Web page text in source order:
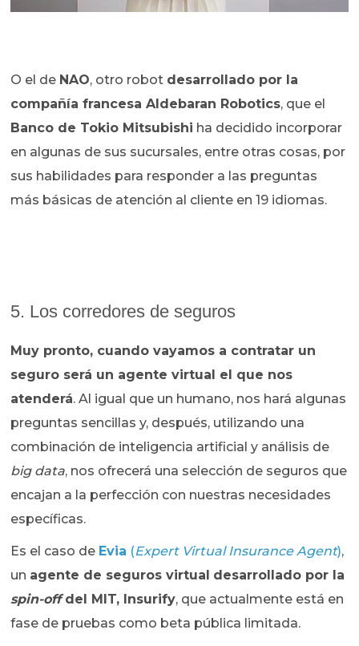
O el de NAO, otro robot desarrollado por la
compañía francesa Aldebaran Robotics, que el
Banco de Tokio Mitsubishi ha decidido incorporar
en algunas de sus sucursales, entre otras cosas, por
sus habilidades para responder a las preguntas
más básicas de atención al cliente en 19 idiomas.
5. Los corredores de seguros
Muy pronto, cuando vayamos a contratar un
seguro será un agente virtual el que nos
atenderá. Al igual que un humano, nos hará algunas
preguntas sencillas y, después, utilizando una
combinación de inteligencia artificial y análisis de
big data, nos ofrecerá una selección de seguros que
encajan a la perfección con nuestras necesidades
específicas.
Es el caso de Evia (Expert Virtual Insurance Agent),
un agente de seguros virtual desarrollado por la
spin-offdel MIT, Insurify, que actualmente está en
fase de pruebas como beta pública limitada.